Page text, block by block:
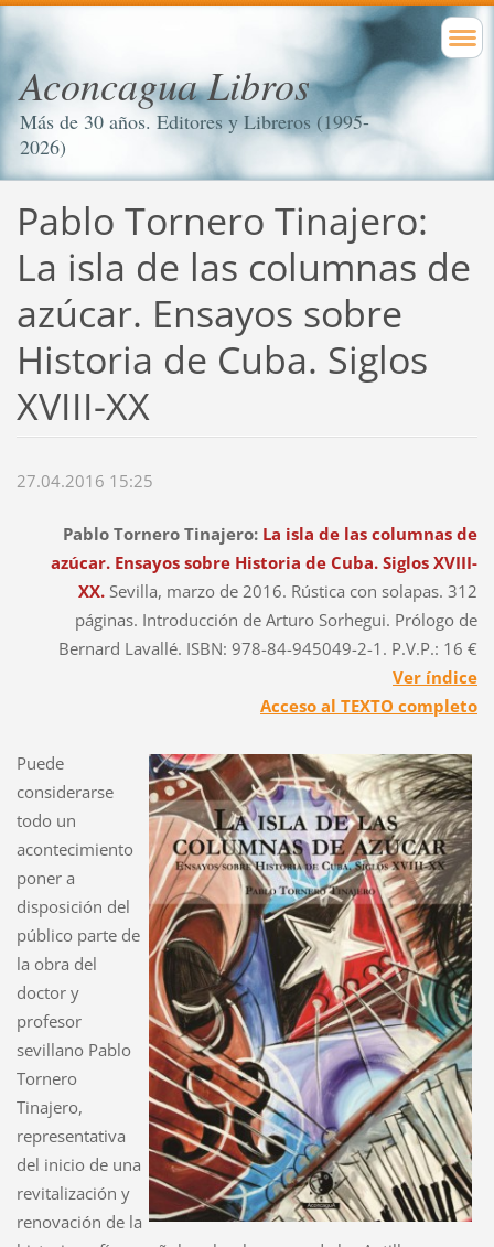
Aconcagua Libros
Más de 30 años. Editores y Libreros (1995-
2026)
Pablo Tornero Tinajero:
La isla de las columnas de
azúcar. Ensayos sobre
Historia de Cuba. Siglos
XVIII-XX
27.04.2016 15:25
Pablo Tornero Tinajero: La isla de las columnas de
azúcar. Ensayos sobre Historia de Cuba. Siglos XVIII-
XX. Sevilla, marzo de 2016. Rústica con solapas. 312
páginas. Introducción de Arturo Sorhegui. Prólogo de
Bernard Lavallé. ISBN: 978-84-945049-2-1. P.V.P.: 16 €
Ver índice
Acceso al TEXTO completo
Puede
considerarse
todo un
acontecimiento
poner a
disposición del
público parte de
la obra del
doctor y
profesor
sevillano Pablo
Tornero
Tinajero,
representativa
del inicio de una
revitalización y
renovación de la